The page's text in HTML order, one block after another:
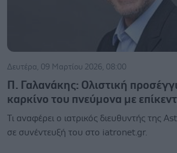
Δευτέρα, 09 Μαρτίου 2026, 08:00
Π. Γαλανάκης: Ολιστική
καρκίνο του πνεύμονα με
Τι αναφέρει ο ιατρικός διευθυντής της
σε συνέντευξή του στο iatronet.gr.